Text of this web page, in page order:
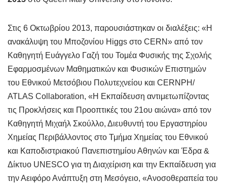
Στις 6 Οκτωβρίου 2013, παρουσιάστηκαν οι διαλέξεις: «Η
ανακάλυψη του Μποζονίου Higgs στο CERN» από τον
Καθηγητή Ευάγγελο Γαζή του Τομέα Φυσικής της Σχολής
Εφαρμοσμένων Μαθηματικών και Φυσικών Επιστημών
του Εθνικού Μετσόβιου Πολυτεχνείου και CERNPH/
ATLAS Collaboration, «Η Εκπαίδευση αντιμετωπίζοντας
τις Προκλήσεις και Προοπτικές του 21ου αιώνα» από τον
Καθηγητή Μιχαήλ Σκούλλο, Διευθυντή του Εργαστηρίου
Χημείας Περιβάλλοντος στο Τμήμα Χημείας του Εθνικού
και Καποδιστριακού Πανεπιστημίου Αθηνών και Έδρα &
Δίκτυο UNESCO για τη Διαχείριση και την Εκπαίδευση για
την Αειφόρο Ανάπτυξη στη Μεσόγειο, «Ανοσοθεραπεία του